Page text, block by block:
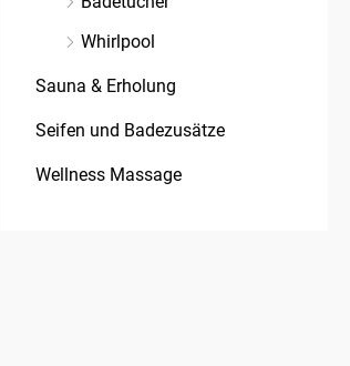
Whirlpool
Sauna & Erholung
Seifen und Badezusätze
Wellness Massage